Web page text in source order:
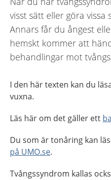
visst sätt eller göra
Annars får du ångest
hemskt kommer att
behandlingar mot
I den här texten kan du
vuxna.
Läs här om det gäller ett
Du som är tonåring kan
på UMO.se.
Tvångssyndrom kallas